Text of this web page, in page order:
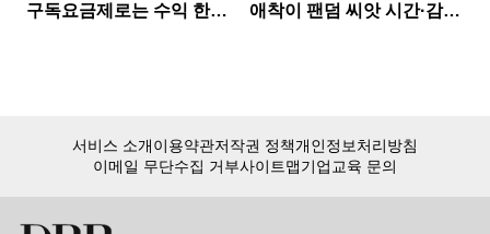
구독요금제로는 수익 한계
애착이 팬덤 씨앗 시간·감정
서비스 소개이용약관저작권 정책개인정보처리방침
이메일 무단수집 거부사이트맵기업교육 문의